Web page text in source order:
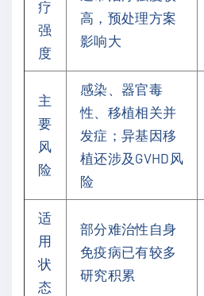
疗
强
度
高，预处理方案
影响大
主
要
风
险
感染、器官毒
性、移植相关并
发症；异基因移
植还涉及GVHD风
险
适
用
状
态
部分难治性自身
免疫病已有较多
研究积累